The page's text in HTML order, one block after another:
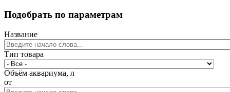
Подобрать по параметрам
Название
Тип товара
Объём аквариума, л
от